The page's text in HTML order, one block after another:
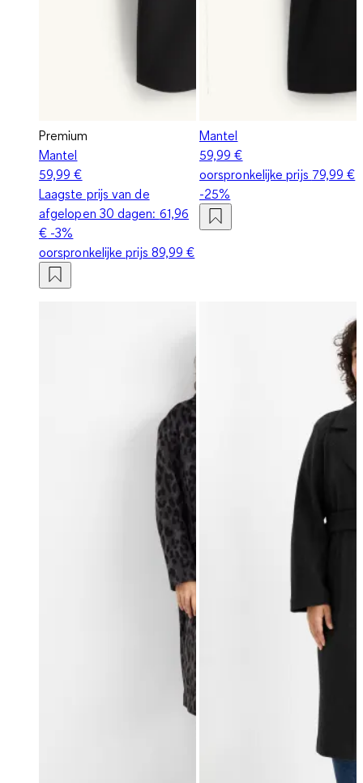
Premium
Mantel
59,99 €
Laagste prijs van de
afgelopen 30 dagen: 61,96
€ -3%
oorspronkelijke prijs 89,99 €
Mantel
59,99 €
oorspronkelijke prijs 79,99 €
-25%